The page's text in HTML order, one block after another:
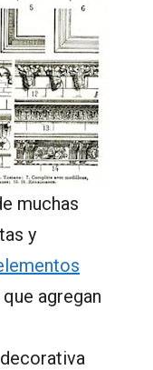
muchas
y
agregan